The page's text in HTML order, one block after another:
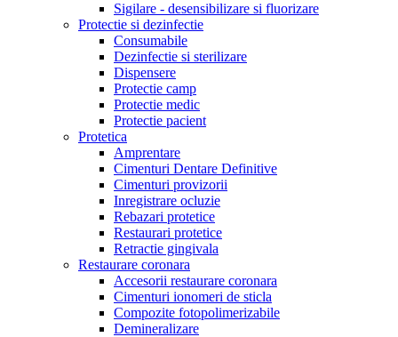
Sigilare - desensibilizare si fluorizare
Protectie si dezinfectie
Consumabile
Dezinfectie si sterilizare
Dispensere
Protectie camp
Protectie medic
Protectie pacient
Protetica
Amprentare
Cimenturi Dentare Definitive
Cimenturi provizorii
Inregistrare ocluzie
Rebazari protetice
Restaurari protetice
Retractie gingivala
Restaurare coronara
Accesorii restaurare coronara
Cimenturi ionomeri de sticla
Compozite fotopolimerizabile
Demineralizare